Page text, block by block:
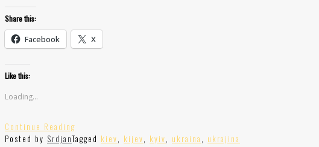
Share this:
Facebook X
Like this:
Loading...
Continue Reading
Posted by SrdjanTagged kiev, kijev, kyiv, ukraina , ukrajina